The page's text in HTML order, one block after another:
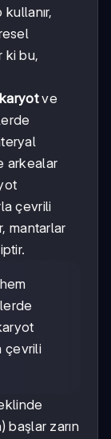
ki bu,
ve
arkealar
çevrili
mantarlar
çevrili
başlar zarın